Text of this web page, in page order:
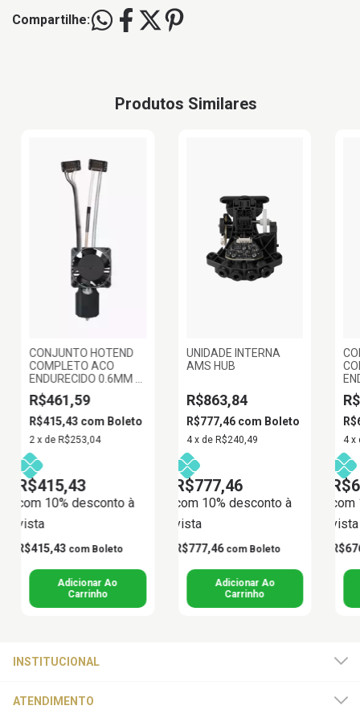
Compartilhe:
Produtos Similares
CONJUNTO HOTEND
COMPLETO ACO
ENDURECIDO 0.6MM -
SERIE P1
R$461,59
R$415,43 com Boleto
2 x de R$253,04
R$415,43
com 10% desconto à
vista
R$415,43 com Boleto
UNIDADE INTERNA
AMS HUB
R$863,84
R$777,46 com Boleto
4 x de R$240,49
R$777,46
com 10% desconto à
vista
R$777,46 com Boleto
4 x
vista
INSTITUCIONAL
ATENDIMENTO